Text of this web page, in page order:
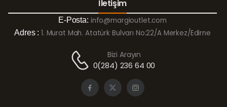
İletişim
E-Posta: info@margioutlet.com
Adres : 1. Murat Mah. Atatürk Bulvarı No:22/A Merkez/Edirne
Bizi Arayın
0(284) 236 64 00